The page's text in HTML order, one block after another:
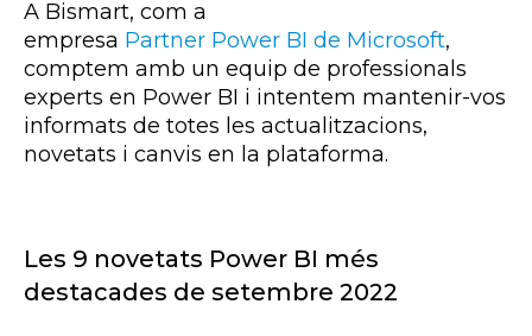
A Bismart, com a
empresa Partner Power BI de Microsoft,
comptem amb un equip de professionals
experts en Power BI i intentem mantenir-vos
informats de totes les actualitzacions,
novetats i canvis en la plataforma.
Les 9 novetats Power BI més
destacades de setembre 2022